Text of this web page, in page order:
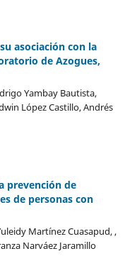
asociación con la
de Azogues,
Yambay Bautista,
López Castillo, Andrés
prevención de
de personas con
Martínez Cuasapud, ,
Narváez Jaramillo